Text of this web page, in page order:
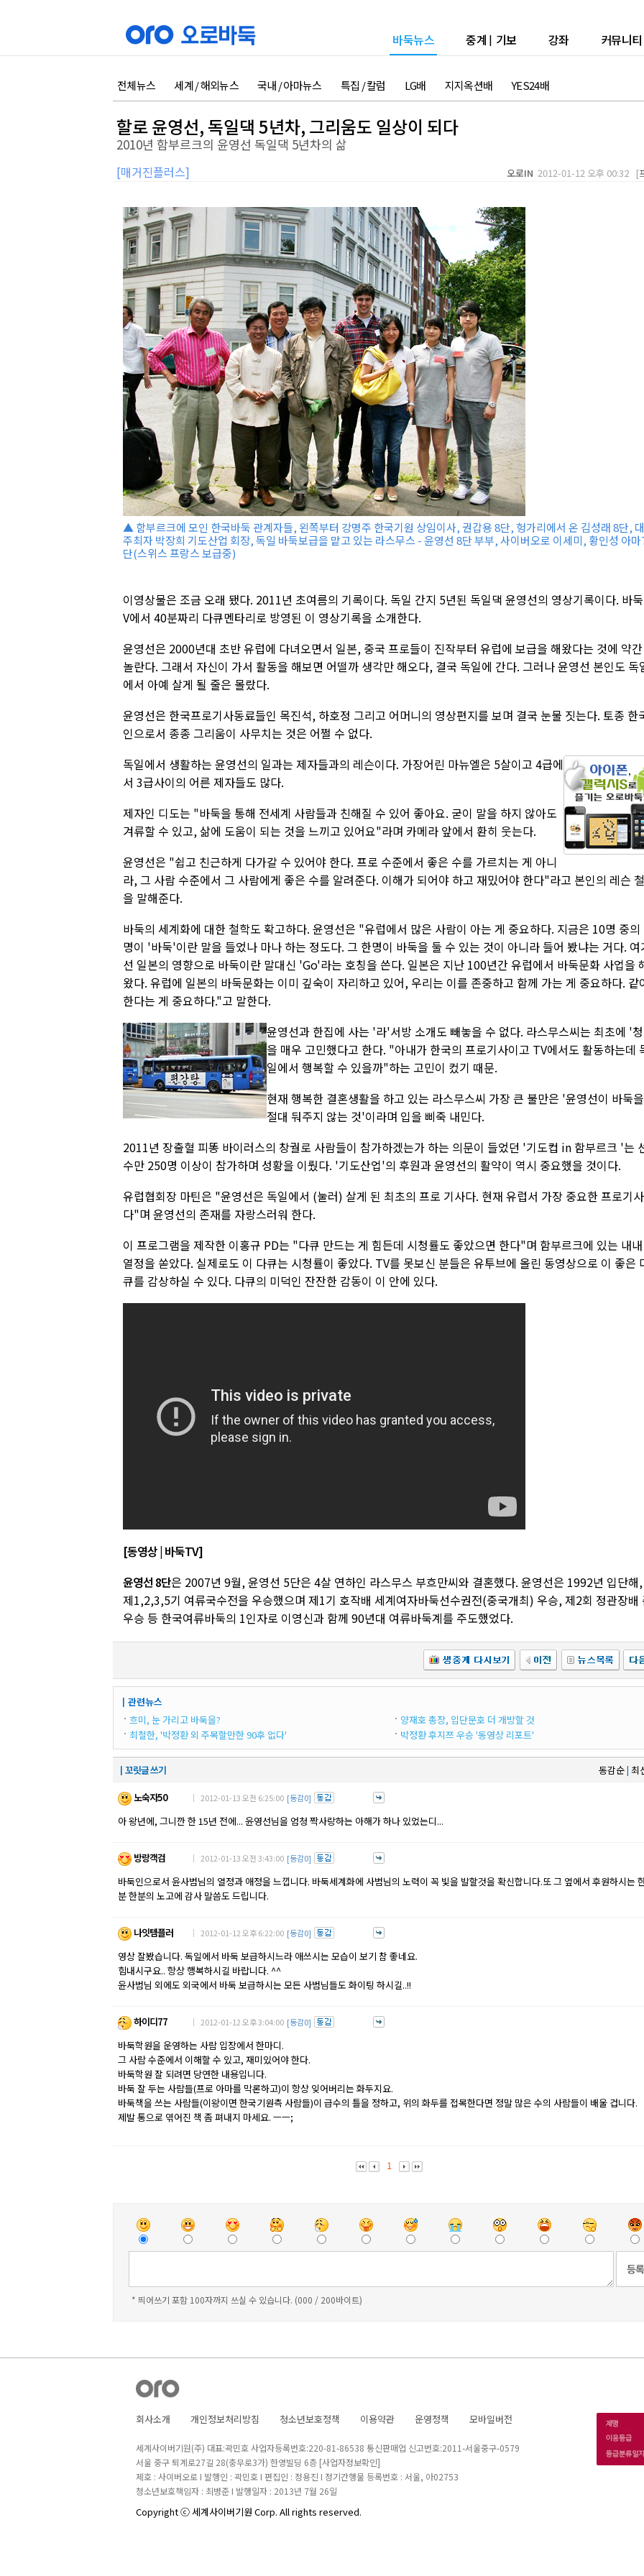
바둑뉴스 중계 | 기보 강좌 커뮤니티
전체뉴스 세계 / 해외뉴스 국내 / 아마뉴스 특집 / 칼럼 LG배 지지옥션배 YES24배
할로 윤영선, 독일댁 5년차, 그리움도 일상이 되다
2010년 함부르크의 윤영선 독일댁 5년차의 삶
[매거진플러스] 오로IN 2012-01-12 오후 00:32 [
▲ 함부르크에 모인 한국바둑 관계자들, 왼쪽부터 강명주 한국기원 상임이사, 권갑용 8단, 헝가리에서 온 김성래 8단,
주최자 박장희 기도산업 회장, 독일 바둑보급을 맡고 있는 라스무스 - 윤영선 8단 부부, 사이버오로 이세미, 황인성 아마
단(스위스 프랑스 보급중)
이영상물은 조금 오래 됐다. 2011년 초여름의 기록이다. 독일 간지 5년된 독일댁 윤영선의 영상기록이다. 바
V에서 40분짜리 다큐멘타리로 방영된 이 영상기록을 소개한다.
윤영선은 2000년대 초반 유럽에 다녀오면서 일본, 중국 프로들이 진작부터 유럽에 보급을 해왔다는 것에 약간
놀란다. 그래서 자신이 가서 활동을 해보면 어떨까 생각만 해오다, 결국 독일에 간다. 그러나 윤영선 본인도 독
에서 아예 살게 될 줄은 몰랐다.
윤영선은 한국프로기사동료들인 목진석, 하호정 그리고 어머니의 영상편지를 보며 결국 눈물 짓는다. 토종 한
인으로서 종종 그리움이 사무치는 것은 어쩔 수 없다.
독일에서 생활하는 윤영선의 일과는 제자들과의 레슨이다. 가장어린 마뉴엘은 5살이고 4급에
서 3급사이의 어른 제자들도 많다.
제자인 디도는 "바둑을 통해 전세계 사람들과 친해질 수 있어 좋아요. 굳이 말을 하지 않아도
겨류할 수 있고, 삶에 도움이 되는 것을 느끼고 있어요"라며 카메라 앞에서 환히 웃는다.
윤영선은 "쉽고 친근하게 다가갈 수 있어야 한다. 프로 수준에서 좋은 수를 가르치는 게 아니
라, 그 사람 수준에서 그 사람에게 좋은 수를 알려준다. 이해가 되어야 하고 재밌어야 한다"라고 본인의 레슨
을 말해준다.
바둑의 세계화에 대한 철학도 확고하다. 윤영선은 "유럽에서 많은 사람이 아는 게 중요하다. 지금은 10명 중의
명이 '바둑'이란 말을 들었나 마나 하는 정도다. 그 한명이 바둑을 둘 수 있는 것이 아니라 들어 봤냐는 거다. 여
선 일본의 영향으로 바둑이란 말대신 'Go'라는 호칭을 쓴다. 일본은 지난 100년간 유럽에서 바둑문화 사업을
왔다. 유럽에 일본의 바둑문화는 이미 깊숙이 자리하고 있어, 우리는 이를 존중하고 함께 가는 게 중요하다. 같
한다는 게 중요하다."고 말한다.
윤영선과 한집에 사는 '라'서방 소개도 빼놓을 수 없다. 라스무스씨는 최초에 '
을 매우 고민했다고 한다. "아내가 한국의 프로기사이고 TV에서도 활동하는데
일에서 행복할 수 있을까"하는 고민이 컸기 때문.
현재 행복한 결혼생활을 하고 있는 라스무스씨 가장 큰 불만은 '윤영선이 바둑을
절대 둬주지 않는 것'이라며 입을 삐죽 내민다.
2011년 장출혈 피똥 바이러스의 창궐로 사람들이 참가하겠는가 하는 의문이 들었던 '기도컵 in 함부르크 '는
수만 250명 이상이 참가하며 성황을 이뤘다. '기도산업'의 후원과 윤영선의 활약이 역시 중요했을 것이다.
유럽협회장 마틴은 "윤영선은 독일에서 (눌러) 살게 된 최초의 프로 기사다. 현재 유럽서 가장 중요한 프로기사
다"며 윤영선의 존재를 자랑스러워 한다.
이 프로그램을 제작한 이홍규 PD는 "다큐 만드는 게 힘든데 시청률도 좋았으면 한다"며 함부르크에 있는 내내
열정을 쏟았다. 실제로도 이 다큐는 시청률이 좋았다. TV를 못보신 분들은 유투브에 올린 동영상으로 이 좋은
큐를 감상하실 수 있다. 다큐의 미덕인 잔잔한 감동이 이 안에 있다.
[동영상 | 바둑TV]
윤영선 8단은 2007년 9월, 윤영선 5단은 4살 연하인 라스무스 부흐만씨와 결혼했다. 윤영선은 1992년 입단해,
제1,2,3,5기 여류국수전을 우승했으며 제1기 호작배 세계여자바둑선수권전(중국개최) 우승, 제2회 정관장배
우승 등 한국여류바둑의 1인자로 이영신과 함께 90년대 여류바둑계를 주도했었다.
┃관련뉴스
흐미, 눈 가리고 바둑을?
최철한, '박정환 외 주목할만한 90후 없다'
양재호 총장, 입단문호 더 개방할 것
박정환 후지쯔 우승 '동영상 리포트'
┃꼬릿글 쓰기 동감순| 최
노숙자50
｜ 2012-01-13 오전 6:25:00 [동감0]
아 왕년에, 그니깐 한 15년 전에... 윤영선님을 엄청 짝사랑하는 아해가 하나 있었는디...
방랑객검 ｜ 2012-01-13 오전 3:43:00 [동감0]
바둑인으로서 윤사범님의 열정과 애정을 느낍니다. 바둑세계화에 사범님의 노력이 꼭 빛을 발할것을 확신합니다.또 그 옆에서 후원하시는
분 한분의 노고에 감사 말씀도 드립니다.
나잇템플러 ｜ 2012-01-12 오후 6:22:00 [동감0]
영상 잘봤습니다. 독일에서 바둑 보급하시느라 애쓰시는 모습이 보기 참 좋네요.
힘내시구요.. 항상 행복하시길 바랍니다. ^^
윤사범님 외에도 외국에서 바둑 보급하시는 모든 사범님들도 화이팅 하시길..!!
하이디77 ｜ 2012-01-12 오후 3:04:00 [동감0]
바둑학원을 운영하는 사람 입장에서 한마디.
그 사람 수준에서 이해할 수 있고, 재미있어야 한다.
바둑학원 잘 되려면 당연한 내용입니다.
바둑 잘 두는 사람들(프로 아마를 막론하고)이 항상 잊어버리는 화두지요.
바둑책을 쓰는 사람들(이왕이면 한국기원측 사람들)이 급수의 틀을 정하고, 위의 화두를 접목한다면 정말 많은 수의 사람들이 배울 겁니다.
제발 통으로 엮어진 책 좀 펴내지 마세요. ㅡㅡ;
1
* 띄어쓰기 포함 100자까지 쓰실 수 있습니다. (000 / 200바이트)
회사소개 개인정보처리방침 청소년보호정책 이용약관 운영정책 모바일버전
세계사이버기원(주) 대표:곽민호 사업자등록번호:220-81-86538 통신판매업 신고번호:2011-서울중구-0579
서울 중구 퇴계로27길 28(충무로3가) 한영빌딩 6층 [사업자정보확인]
제호 : 사이버오로 I 발행인 : 곽민호 I 편집인 : 정용진 I 정기간행물 등록번호 : 서울, 아02753
청소년보호책임자 : 최병준 I 발행일자 : 2013년 7월 26일
Copyright ⓒ 세계사이버기원 Corp. All rights reserved.